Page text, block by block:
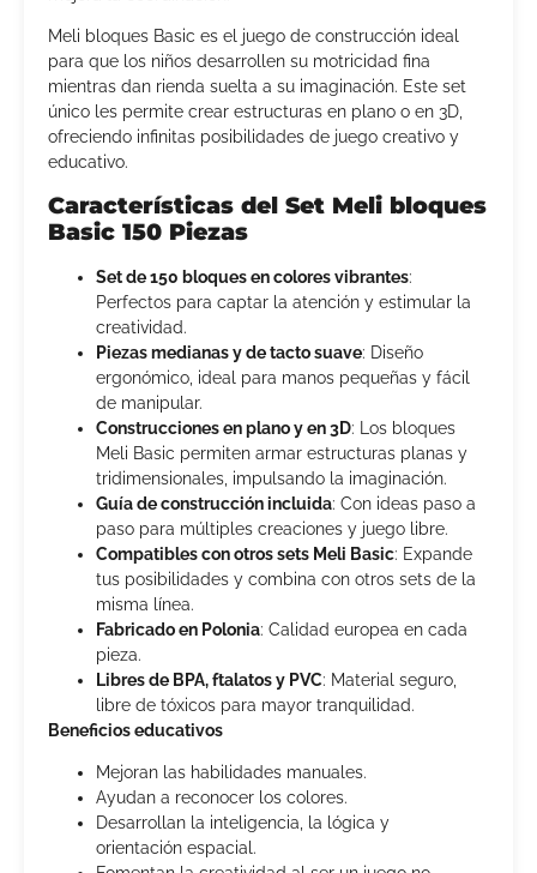
Meli bloques Basic es el juego de construcción ideal
para que los niños desarrollen su motricidad fina
mientras dan rienda suelta a su imaginación. Este set
único les permite crear estructuras en plano o en 3D,
ofreciendo infinitas posibilidades de juego creativo y
educativo.
Características del Set Meli bloques
Basic 150 Piezas
Set de 150 bloques en colores vibrantes:
Perfectos para captar la atención y estimular la
creatividad.
Piezas medianas y de tacto suave: Diseño
ergonómico, ideal para manos pequeñas y fácil
de manipular.
Construcciones en plano y en 3D: Los bloques
Meli Basic permiten armar estructuras planas y
tridimensionales, impulsando la imaginación.
Guía de construcción incluida: Con ideas paso a
paso para múltiples creaciones y juego libre.
Compatibles con otros sets Meli Basic: Expande
tus posibilidades y combina con otros sets de la
misma línea.
Fabricado en Polonia: Calidad europea en cada
pieza.
Libres de BPA, ftalatos y PVC: Material seguro,
libre de tóxicos para mayor tranquilidad.
Beneficios educativos
Mejoran las habilidades manuales.
Ayudan a reconocer los colores.
Desarrollan la inteligencia, la lógica y
orientación espacial.